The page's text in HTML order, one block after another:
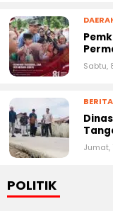
Sabtu,
BERITA
Jumat,
POLITIK